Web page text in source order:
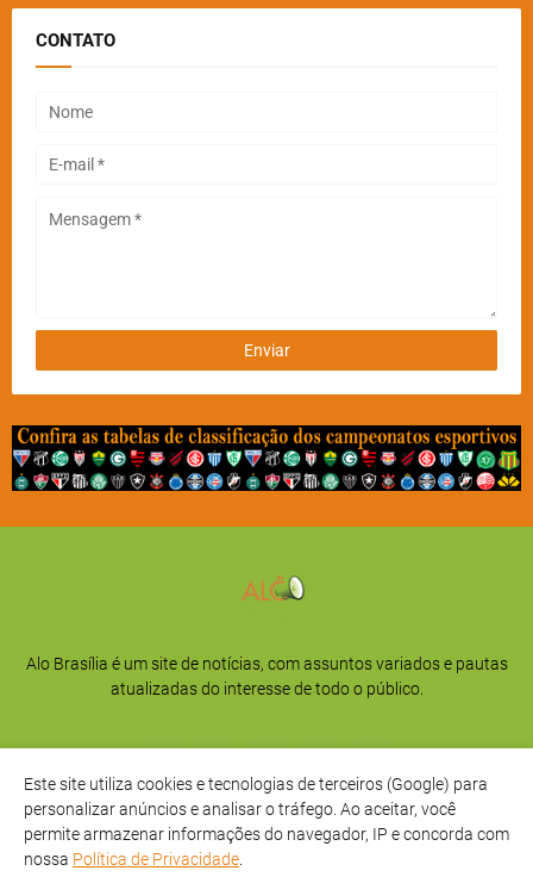
CONTATO
Alo Brasília é um site de notícias, com assuntos variados e pautas
atualizadas do interesse de todo o público.
Início Sobre
Este site utiliza cookies e tecnologias de terceiros (Google) para
personalizar anúncios e analisar o tráfego. Ao aceitar, você
permite armazenar informações do navegador, IP e concorda com
nossa Política de Privacidade